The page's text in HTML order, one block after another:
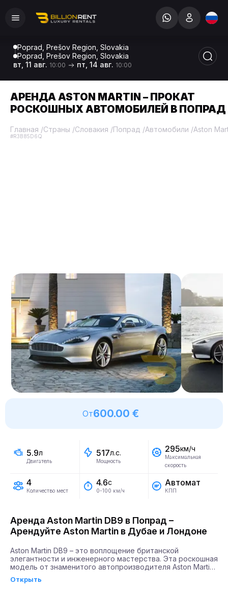
Poprad, Prešov Region, Slovakia
Poprad, Prešov Region, Slovakia
вт, 11 авг. 10:00 пт, 14 авг. 10:00
АРЕНДА ASTON MARTIN – ПРОКАТ
РОСКОШНЫХ АВТОМОБИЛЕЙ В ПОПРАД
Главная /Страны /Словакия /Попрад /Автомобили /Aston
#R3B85D6Q
От600.00 €
5.9л
Двигатель
517л.с.
Мощность
295км/ч
Максимальная
скорость
4
Количество мест
4.6с
0-100 км/ч
Автомат
КПП
Аренда Aston Martin DB9 в Попрад –
Арендуйте Aston Martin в Дубае и Лондоне
Aston Martin DB9 – это воплощение британской
элегантности и инженерного мастерства. Эта роскошная
модель от знаменитого автопроизводителя Aston Martin
автолюбителей по всему миру. Благодаря мощности
Открыть